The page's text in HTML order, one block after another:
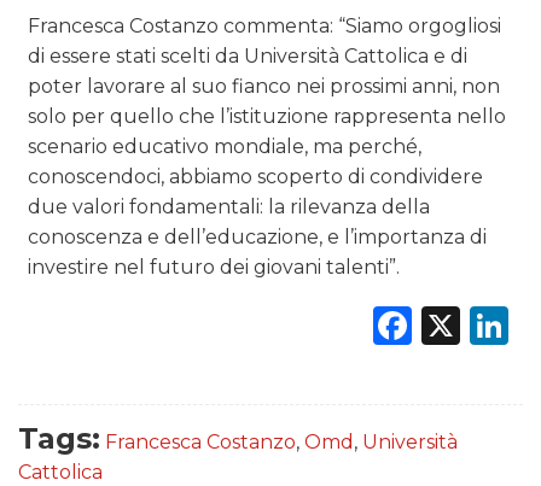
Francesca Costanzo commenta: “Siamo orgogliosi
di essere stati scelti da Università Cattolica e di
poter lavorare al suo fianco nei prossimi anni, non
solo per quello che l’istituzione rappresenta nello
scenario educativo mondiale, ma perché,
conoscendoci, abbiamo scoperto di condividere
due valori fondamentali: la rilevanza della
conoscenza e dell’educazione, e l’importanza di
investire nel futuro dei giovani talenti”.
X
Tags: Francesca Costanzo, Omd , Università
Cattolica